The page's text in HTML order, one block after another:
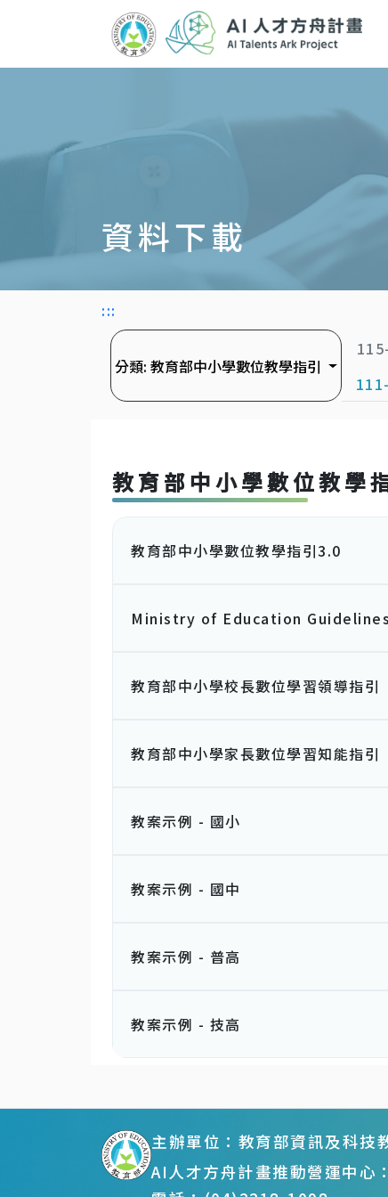
到
資料下載
:::
分類: 教育部中小學數位教學指引
教育部中小學數位教學
教育部中小學數位教學指引3.0
Ministry of Education
教育部中小學校長數位學習領導指引
教育部中小學家長數位學習知能指引
教案示例 - 國小
教案示例 - 國中
教案示例 - 普高
教案示例 - 技高
主辦單位：教育部資訊及科技
AI人才方舟計畫推動營運中心：